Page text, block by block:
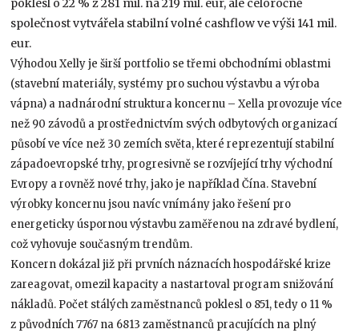
společnost vytvářela stabilní volné cashflow ve výši 141 mil.
eur.
Výhodou Xelly je širší portfolio se třemi obchodními oblastmi
(stavební materiály, systémy pro suchou výstavbu a výroba
vápna) a nadnárodní struktura koncernu – Xella provozuje více
než 90 závodů a prostřednictvím svých odbytových organizací
působí ve více než 30 zemích světa, které reprezentují stabilní
západoevropské trhy, progresivně se rozvíjející trhy východní
Evropy a rovněž nové trhy, jako je například Čína. Stavební
výrobky koncernu jsou navíc vnímány jako řešení pro
energeticky úspornou výstavbu zaměřenou na zdravé bydlení,
což vyhovuje současným trendům.
Koncern dokázal již při prvních náznacích hospodářské krize
zareagovat, omezil kapacity a nastartoval program snižování
nákladů. Počet stálých zaměstnanců poklesl o 851, tedy o 11 %
z původních 7767 na 6813 zaměstnanců pracujících na plný